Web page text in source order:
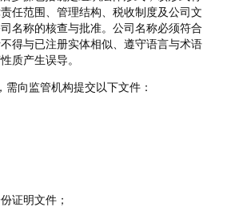
任范围、管理结构、税收制度及公司文
名称的核查与批准。公司名称必须符合
得与已注册实体相似、遵守语言与术语
质产生误导。
向监管机构提交以下文件：
证明文件；